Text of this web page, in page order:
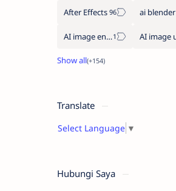
After Effects ai blender
AI image enhancement
Translate
Select Language ▼
Hubungi Saya